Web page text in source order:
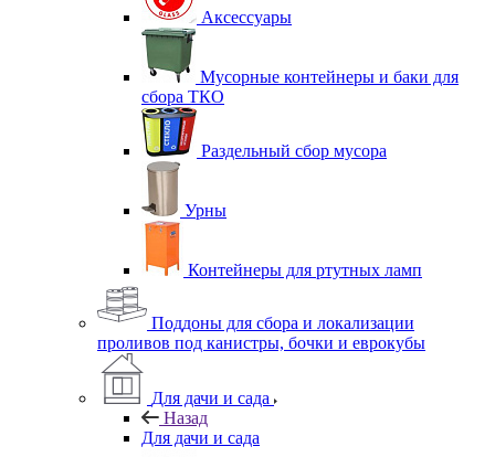
Аксессуары
Мусорные контейнеры и баки для
сбора ТКО
Раздельный сбор мусора
Урны
Контейнеры для ртутных ламп
Поддоны для сбора и локализации
проливов под канистры, бочки и еврокубы
Для дачи и сада
Назад
Для дачи и сада